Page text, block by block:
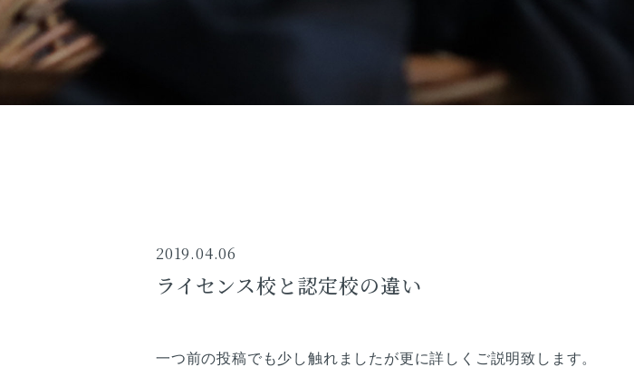
2019.04.06
ライセンス校と認定校の違い
一つ前の投稿でも少し触れましたが更に詳しくご説明致します。